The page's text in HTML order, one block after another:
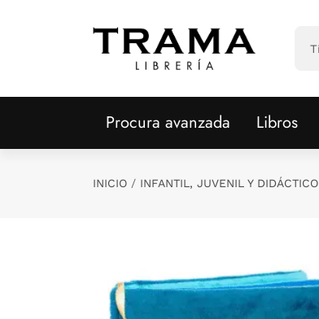
Procura avanzada Libros
INICIO INFANTIL, JUVENIL Y DIDÁCTICO